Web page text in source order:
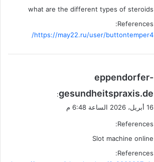
what are the different types of steroids
References:
https://may22.ru/user/buttontemper4/
ي
و
ل
eppendorfer-
gesundheitspraxis.de
:
16 أبريل، 2026 الساعة 6:48 م
References:
Slot machine online
References: